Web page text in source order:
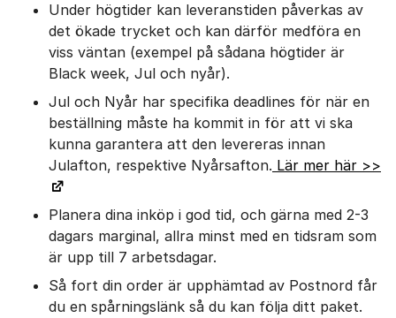
Under högtider kan leveranstiden påverkas av
det ökade trycket och kan därför medföra en
viss väntan (exempel på sådana högtider är
Black week, Jul och nyår).
Jul och Nyår har specifika deadlines för när en
beställning måste ha kommit in för att vi ska
kunna garantera att den levereras innan
Julafton, respektive Nyårsafton. Lär mer här >>
Planera dina inköp i god tid, och gärna med 2-3
dagars marginal, allra minst med en tidsram som
är upp till 7 arbetsdagar.
Så fort din order är upphämtad av Postnord får
du en spårningslänk så du kan följa ditt paket.